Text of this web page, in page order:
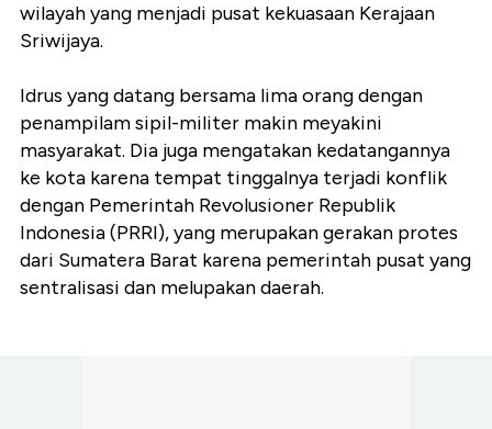
wilayah yang menjadi pusat kekuasaan Kerajaan
Sriwijaya.
Idrus yang datang bersama lima orang dengan
penampilam sipil-militer makin meyakini
masyarakat. Dia juga mengatakan kedatangannya
ke kota karena tempat tinggalnya terjadi konflik
dengan Pemerintah Revolusioner Republik
Indonesia (PRRI), yang merupakan gerakan protes
dari Sumatera Barat karena pemerintah pusat yang
sentralisasi dan melupakan daerah.